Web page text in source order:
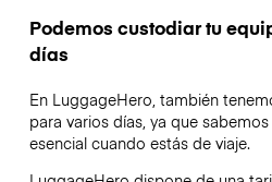
Podemos custodiar tu
días
En LuggageHero, también
para varios días, ya que
esencial cuando estás de viaje.